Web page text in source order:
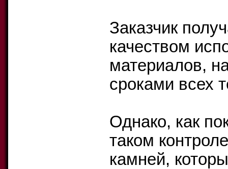
Заказчик
качеством
материалов,
сроками всех
Однако, как
таком
камней,